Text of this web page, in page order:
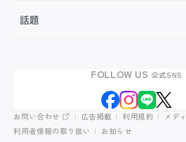
話題
FOLLOW US 公式SNS
お問い合わせ 広告掲載 利用規約
メデ
利用者情報の取り扱い
お知らせ